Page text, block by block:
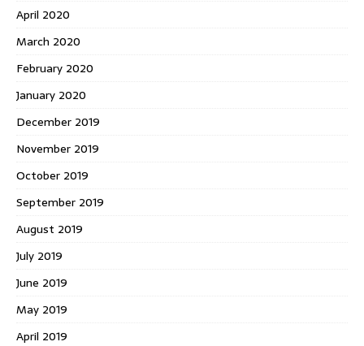
April 2020
March 2020
February 2020
January 2020
December 2019
November 2019
October 2019
September 2019
August 2019
July 2019
June 2019
May 2019
April 2019